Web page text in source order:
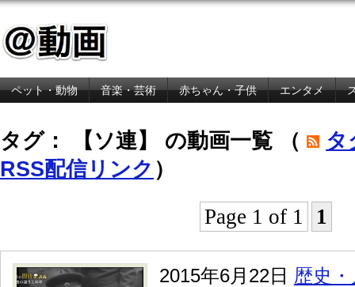
ペット・動物 音楽・芸術 赤ちゃん・子供 エンタメ
タグ： 【ソ連】 の動画一覧 （
タ
RSS配信リンク ）
Page 1 of 1
1
2015年6月22日 歴史